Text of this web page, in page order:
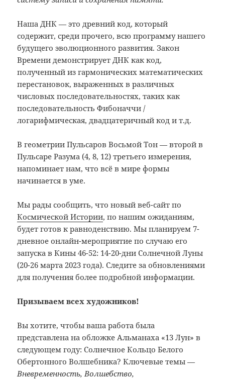
Наша ДНК — это древний код, который
содержит, среди прочего, всю программу нашего
будущего эволюционного развития. Закон
Времени демонстрирует ДНК как код,
полученный из гармонических математических
перестановок, выраженных в различных
числовых последовательностях, таких как
последовательность Фибоначчи /
логарифмическая, двадцатеричный код и т.д.
В геометрии Пульсаров Восьмой Тон — второй в
Пульсаре Разума (4, 8, 12) третьего измерения,
напоминает нам, что всё в мире формы
начинается в уме.
Мы рады сообщить, что новый веб-сайт по
Космической Истории, по нашим ожиданиям,
будет готов к равноденствию. Мы планируем 7-
дневное онлайн-мероприятие по случаю его
запуска в Кины 46-52: 14-20-дни Солнечной Луны
(20-26 марта 2023 года). Следите за обновлениями
для получения более подробной информации.
Призываем всех художников!
Вы хотите, чтобы ваша работа была
представлена на обложке Альманаха «13 Лун» в
следующем году: Солнечное Кольцо Белого
Обертонного Волшебника? Ключевые темы —
Вневременность, Волшебство,